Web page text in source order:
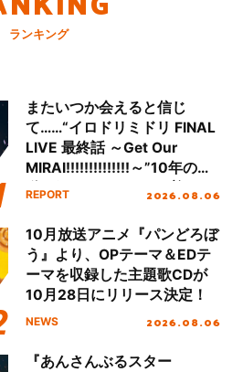
ランキング
またいつか会えると信じ
て……“イロドリミドリ FINAL
LIVE 最終話 ～Get Our
MIRAI!!!!!!!!!!!!!!～”10年の活
動を経てファイナルを迎える
REPORT 2026.08.06
10月放送アニメ『パンどろぼ
う』より、OPテーマ＆EDテ
ーマを収録した主題歌CDが
10月28日にリリース決定！
NEWS 2026.08.06
『あんさんぶるスター